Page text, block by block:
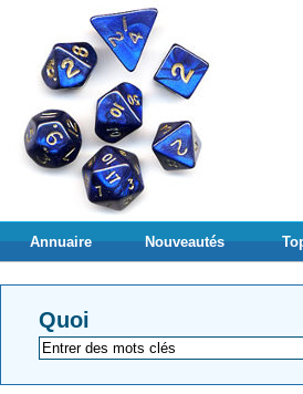
Annuaire Nouveautés
Quoi